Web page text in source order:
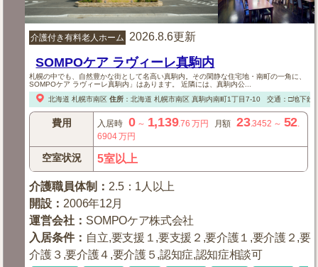
介護付き有料老人ホーム 2026.8.6更新
SOMPOケア ラヴィーレ真駒内
札幌の中でも、自然豊かな街として名高い真駒内。その閑静な住宅地・南町の一角に、
SOMPOケア ラヴィーレ真駒内」はあります。 近隣には、真駒内公...
北海道 札幌市南区 住所： 北海道 札幌市南区真駒内南町1丁目7-10 交通：□地下鉄
費用 入居時 0～ 1,139.76 万円 月額 23.3452 ～ 52
6904万円
空室状況 5室以上
介護職員体制 ： 2.5：1人以上
開設 ： 2006年12月
運営会社 ： SOMPOケア株式会社
入居条件： 自立,要支援１,要支援２,要介護１,要介護２,要
介護３,要介護４,要介護５,認知症,認知症相談可